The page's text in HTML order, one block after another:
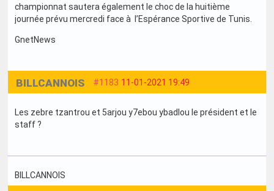
championnat sautera également le choc de la huitième
journée prévu mercredi face à l’Espérance Sportive de Tunis.
GnetNews
#1183 11-01-2021 19:49
BILLCANNOIS
Les zebre tzantrou et 5arjou y7ebou ybadlou le président et le
staff ?
BILLCANNOIS